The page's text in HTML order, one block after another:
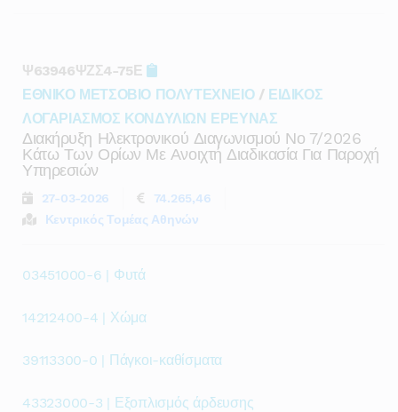
Ψ63946ΨΖΣ4-75Ε
ΕΘΝΙΚΟ ΜΕΤΣΟΒΙΟ ΠΟΛΥΤΕΧΝΕΙΟ/ ΕΙΔΙΚΟΣ
ΛΟΓΑΡΙΑΣΜΟΣ ΚΟΝΔΥΛΙΩΝ ΕΡΕΥΝΑΣ
Διακήρυξη Ηλεκτρονικού Διαγωνισμού Νο 7/2026
Κάτω Των Ορίων Με Ανοιχτή Διαδικασία Για Παροχή
Υπηρεσιών
27-03-2026
74.265,46
Κεντρικός Τομέας Αθηνών
03451000-6 | Φυτά
14212400-4 | Χώμα
39113300-0 | Πάγκοι-καθίσματα
43323000-3 | Εξοπλισμός άρδευσης